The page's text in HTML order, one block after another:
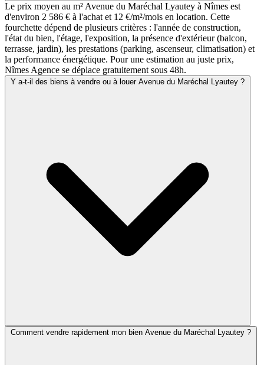
Le prix moyen au m² Avenue du Maréchal Lyautey à Nîmes est
d'environ 2 586 € à l'achat et 12 €/m²/mois en location. Cette
fourchette dépend de plusieurs critères : l'année de construction,
l'état du bien, l'étage, l'exposition, la présence d'extérieur (balcon,
terrasse, jardin), les prestations (parking, ascenseur, climatisation) et
la performance énergétique. Pour une estimation au juste prix,
Nîmes Agence se déplace gratuitement sous 48h.
Y a-t-il des biens à vendre ou à louer Avenue du Maréchal Lyautey ?
Comment vendre rapidement mon bien Avenue du Maréchal Lyautey ?